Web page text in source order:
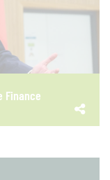
Finance